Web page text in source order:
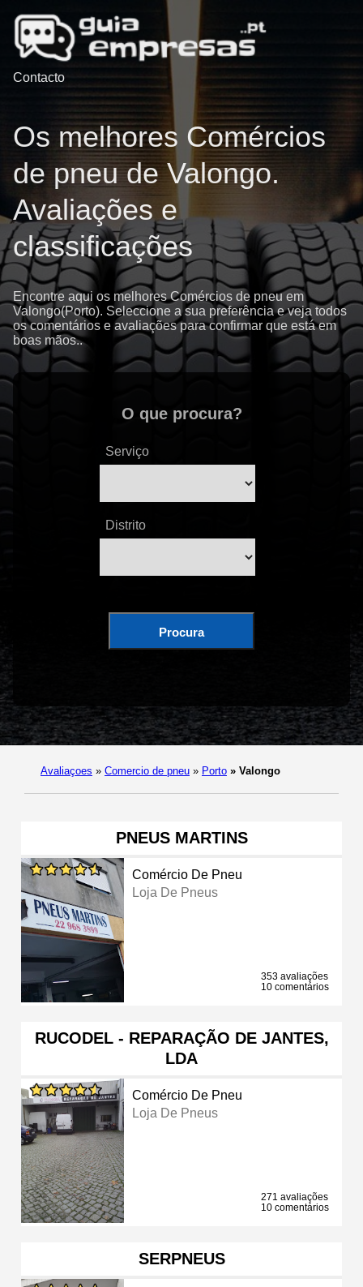
Contacto
Os melhores Comércios
de pneu de Valongo.
Avaliações e
classificações
Encontre aqui os melhores Comércios de pneu em
Valongo(Porto). Seleccione a sua preferência e veja todos
os comentários e avaliações para confirmar que está em
boas mãos..
O que procura?
Serviço
Distrito
Procura
Avaliaçoes » Comercio de pneu » Porto » Valongo
PNEUS MARTINS
Comércio De Pneu
Loja De Pneus
353 avaliações
10 comentários
RUCODEL - REPARAÇÃO DE JANTES,
LDA
Comércio De Pneu
Loja De Pneus
271 avaliações
10 comentários
SERPNEUS